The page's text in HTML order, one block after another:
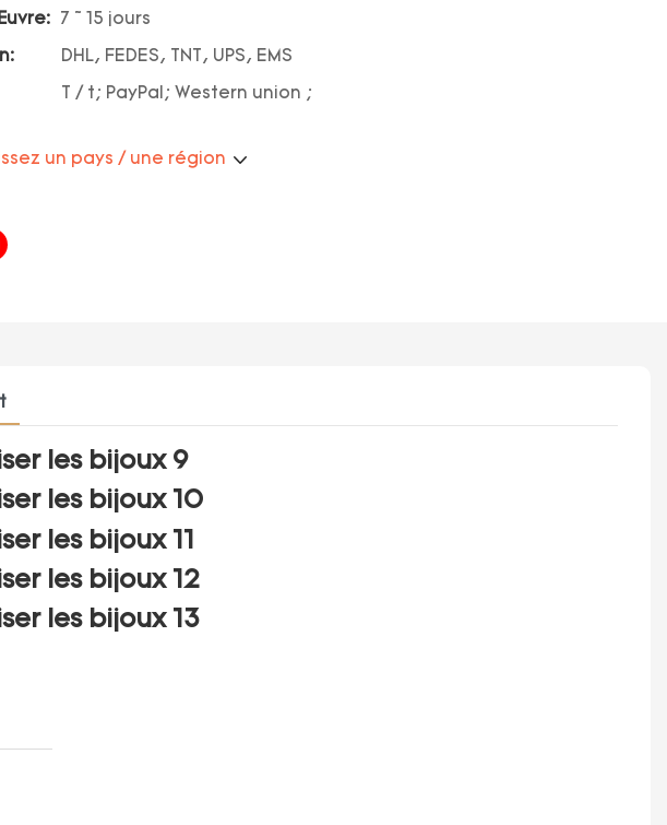
7 ~ 15 jours
DHL, FEDES, TNT, UPS, EMS
T / t; PayPal; Western union ;
un pays / une région